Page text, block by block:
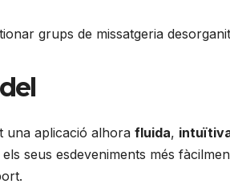
grups de missatgeria
una aplicació alhora fluida,
seus esdeveniments més